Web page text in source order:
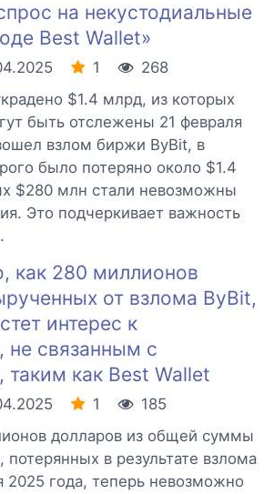
на некустодиальные
Best Wallet»
1
268
$1.4 млрд, из которых
быть отслежены 21 февраля
взлом биржи ByBit, в
было потеряно около $1.4
$280 млн стали невозможны
Это подчеркивает важность
как 280 миллионов
от взлома ByBit,
интерес к
связанным с
как Best Wallet
1
185
долларов из общей суммы
потерянных в результате взлома
2025 года, теперь невозможно